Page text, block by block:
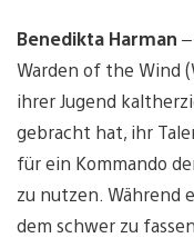
Benedikta Harman
Warden of the Wind
ihrer Jugend
gebracht hat, ihr
für ein Kommando
zu nutzen. Während
dem schwer zu